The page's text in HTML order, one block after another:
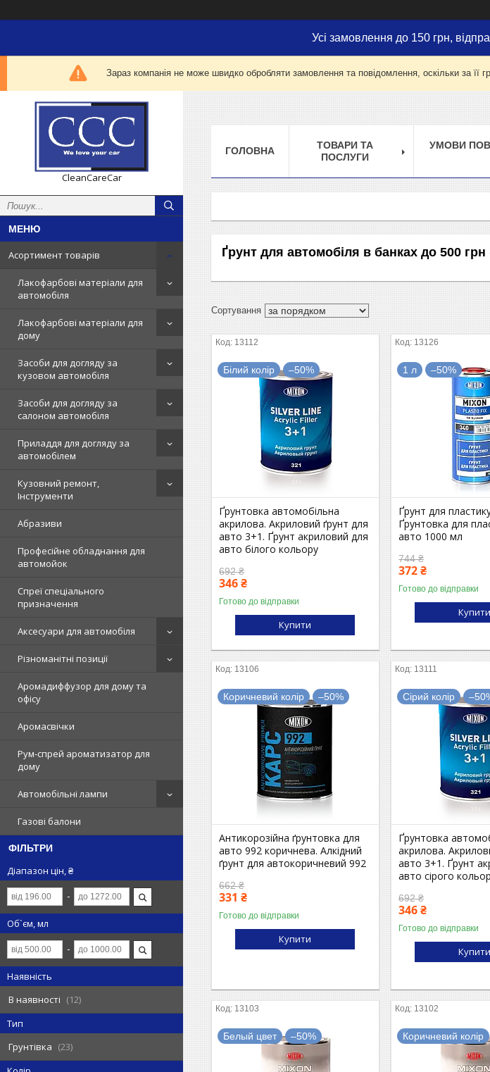
Усі замовлення до 150 грн,
Зараз компанія не може швидко обробляти замовлення та повідомлення, оскільки за
CleanCareCar
Асортимент товарів
Лакофарбові матеріали для
автомобіля
Лакофарбові матеріали для
дому
Засоби для догляду за
кузовом автомобіля
Засоби для догляду за
салоном автомобіля
Приладдя для догляду за
автомобілем
Кузовний ремонт,
Інструменти
Абразиви
Професійне обладнання для
автомойок
Спреї спеціального
призначення
Аксесуари для автомобіля
Різноманітні позиції
Аромадиффузор для дому та
офісу
Аромасвічки
Рум-спрей ароматизатор для
дому
Автомобільні лампи
Газові балони
ФІЛЬТРИ
Діапазон цін, ₴
Об`єм, мл
Наявність
В наявності
12
Тип
Грунтівка
23
ГОЛОВНА
ТОВАРИ ТА
ПОСЛУГИ
УМОВИ
Ґрунт для автомобіля в банках до 500 грн
13112
Білий колір –50%
Ґрунтовка автомобільна
акрилова. Акриловий ґрунт для
авто 3+1. Ґрунт акриловий для
авто білого кольору
692 ₴
346 ₴
Готово до відправки
Купити
13126
1 л –50%
Ґрунт для
Ґрунтовка для
авто 1000 мл
744 ₴
372 ₴
Готово до відправки
Купити
13106
Коричневий колір –50%
Антикорозійна ґрунтовка для
авто 992 коричнева. Алкідний
ґрунт для автокоричневий 992
662 ₴
331 ₴
Готово до відправки
Купити
13111
Сірий колір
Ґрунтовка
акрилова.
авто 3+1. Ґрунт
авто сірого
692 ₴
346 ₴
Готово до відправки
Купити
13103
Белый цвет –50%
13102
Коричневий колір